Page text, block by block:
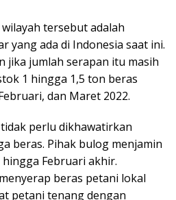
tersebut adalah
yang ada di Indonesia saat ini.
jika jumlah serapan itu masih
1 hingga 1,5 ton beras
dan Maret 2022.
perlu dikhawatirkan
beras. Pihak bulog menjamin
Februari akhir.
beras petani lokal
petani tenang dengan